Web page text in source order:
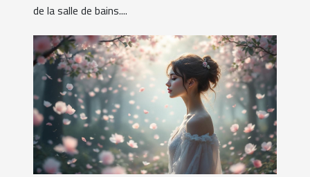
de la salle de bains....